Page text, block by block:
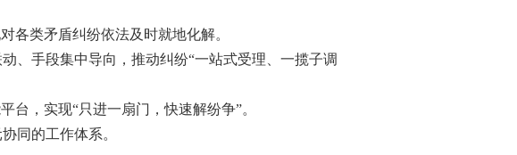
类矛盾纠纷依法及时就地化解。
手段集中导向，推动纠纷“一站式受理、一揽子调
，实现“只进一扇门，快速解纷争”。
同的工作体系。